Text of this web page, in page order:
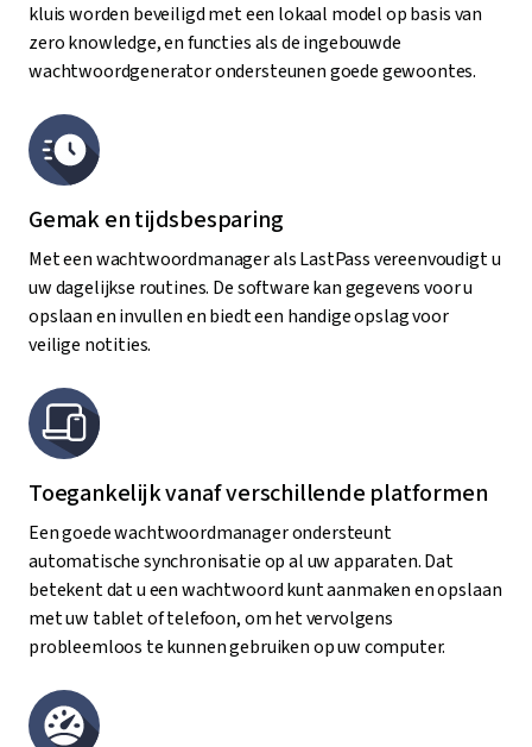
kluis worden beveiligd met een lokaal model op basis van
zero knowledge, en functies als de ingebouwde
wachtwoordgenerator ondersteunen goede gewoontes.
Gemak en tijdsbesparing
Met een wachtwoordmanager als LastPass vereenvoudigt u
uw dagelijkse routines. De software kan gegevens voor u
opslaan en invullen en biedt een handige opslag voor
veilige notities.
Toegankelijk vanaf verschillende platformen
Een goede wachtwoordmanager ondersteunt
automatische synchronisatie op al uw apparaten. Dat
betekent dat u een wachtwoord kunt aanmaken en opslaan
met uw tablet of telefoon, om het vervolgens
probleemloos te kunnen gebruiken op uw computer.